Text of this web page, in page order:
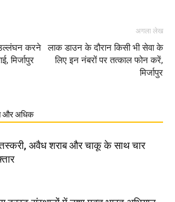
करने
मिर्जापुर
अगला लेख
लाक डाउन के दौरान किसी भी सेवा के
लिए इन नंबरों पर तत्काल फोन करें,
मिर्जापुर
अधिक
अवैध शराब और चाकू के साथ चार